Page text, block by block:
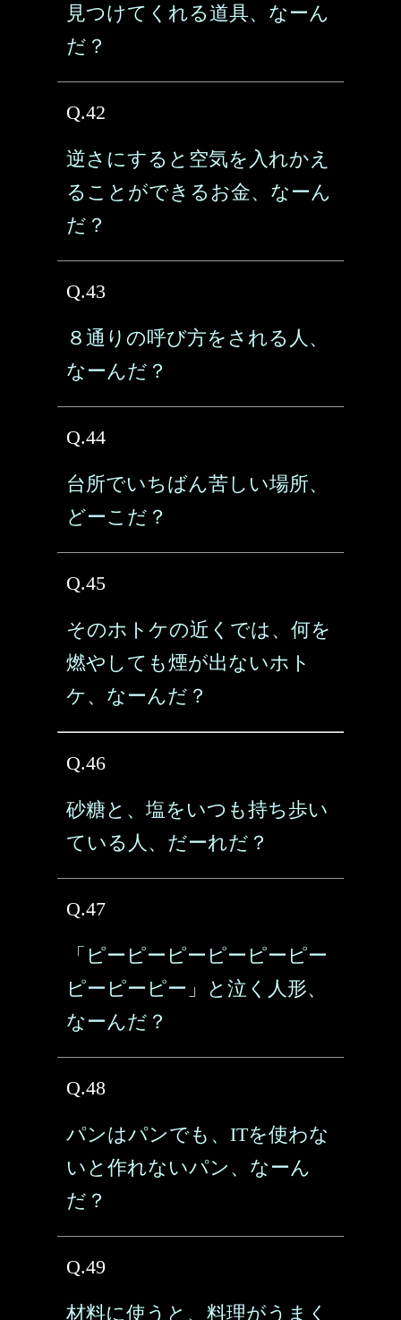
見つけてくれる道具、なーん
だ？
Q.42
逆さにすると空気を入れかえ
ることができるお金、なーん
だ？
Q.43
８通りの呼び方をされる人、
なーんだ？
Q.44
台所でいちばん苦しい場所、
どーこだ？
Q.45
そのホトケの近くでは、何を
燃やしても煙が出ないホト
ケ、なーんだ？
Q.46
砂糖と、塩をいつも持ち歩い
ている人、だーれだ？
Q.47
「ピーピーピーピーピーピー
ピーピーピー」と泣く人形、
なーんだ？
Q.48
パンはパンでも、ITを使わな
いと作れないパン、なーん
だ？
Q.49
材料に使うと、料理がうまく